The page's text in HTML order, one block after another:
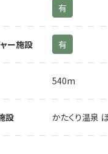
有
ー施設 有
540m
設 かたくり温泉